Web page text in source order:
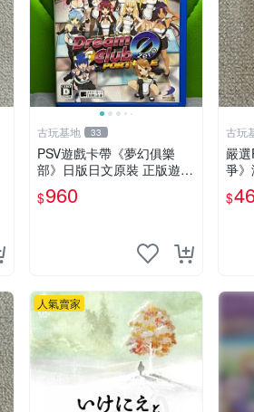
古玩基地 33
PSV遊戲卡帶《夢幻俱樂
部》日版日文原裝 正版遊戲
成色如圖實況保真 PSV遊戲
日版 PS 測試無誤 美品保證
$960
古玩
嚴
爭
誤
行，
$
人氣賣家